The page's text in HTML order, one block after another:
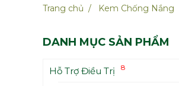
Trang chủ Kem Chống Nắng
DANH MỤC SẢN PHẨM
Hỗ Trợ Điều Trị 8